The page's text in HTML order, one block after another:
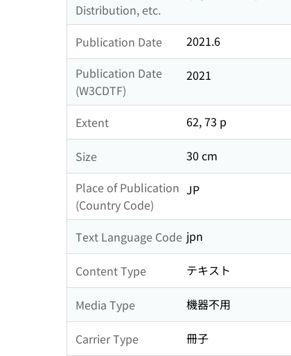
Distribution, etc.
Publication Date
2021.6
Publication Date
(W3CDTF)
2021
Extent 62, 73 p
Size
30 cm
Place of Publication
(Country Code)
JP
Text Language Code jpn
Content Type テキスト
Media Type 機器不用
Carrier Type 冊子